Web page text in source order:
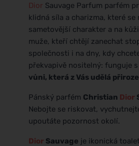
Dior Sauvage Parfum parfém
klidná síla a charizma, které
sametovější charakter a na
muže, kteří chtějí zanechat
společnosti i na dny, kdy
překvapivě nositelný: funguje
vůni, která z Vás udělá
Pánský parfém Christian Dior
Nebojte se riskovat,
upoutáte pozornost okolí.
Dior Sauvage je ikonická